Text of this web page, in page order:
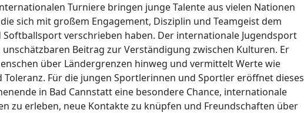
Turniere bringen junge Talente aus vielen Nationen
sich mit großem Engagement, Disziplin und Teamgeist dem
Softballsport verschrieben haben. Der internationale Jugendsport
unschätzbaren Beitrag zur Verständigung zwischen Kulturen. Er
über Ländergrenzen hinweg und vermittelt Werte wie
Toleranz. Für die jungen Sportlerinnen und Sportler eröffnet dieses
in Bad Cannstatt eine besondere Chance, internationale
zu erleben, neue Kontakte zu knüpfen und Freundschaften über